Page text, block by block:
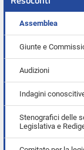
Assemblea
Giunte e
Audizioni
Indagini
Stenografici delle
Legislativa e